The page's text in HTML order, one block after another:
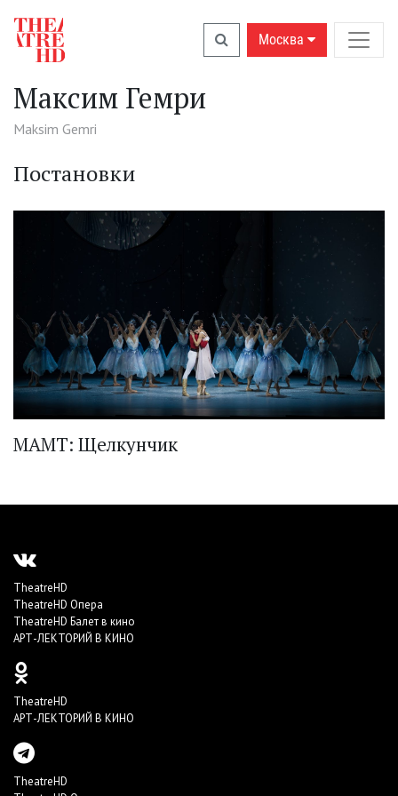
Москва
Максим Гемри
Maksim Gemri
Постановки
МАМТ: Щелкунчик
TheatreHD
TheatreHD Опера
TheatreHD Балет в кино
АРТ-ЛЕКТОРИЙ В КИНО
TheatreHD
АРТ-ЛЕКТОРИЙ В КИНО
TheatreHD